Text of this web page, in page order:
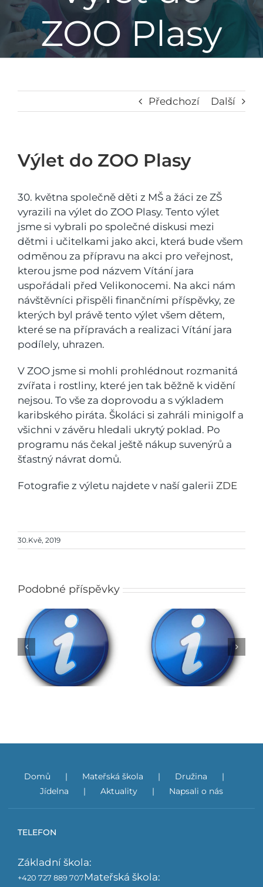
Základní škola
Mateřská škola
Napsali o nás
Kontakt
ZOO Plasy
Předchozí Další
Výlet do ZOO Plasy
30. května společně děti z MŠ a žáci ze ZŠ
vyrazili na výlet do ZOO Plasy. Tento výlet
jsme si vybrali po společné diskusi mezi
dětmi i učitelkami jako akci, která bude všem
odměnou za přípravu na akci pro veřejnost,
kterou jsme pod názvem Vítání jara
uspořádali před Velikonocemi. Na akci nám
návštěvníci přispěli finančními příspěvky, ze
kterých byl právě tento výlet všem dětem,
které se na přípravách a realizaci Vítání jara
podílely, uhrazen.
V ZOO jsme si mohli prohlédnout rozmanitá
zvířata i rostliny, které jen tak běžně k vidění
nejsou. To vše za doprovodu a s výkladem
karibského piráta. Školáci si zahráli minigolf a
všichni v závěru hledali ukrytý poklad. Po
programu nás čekal ještě nákup suvenýrů a
šťastný návrat domů.
Fotografie z výletu najdete v naší galerii ZDE
30.Kvě, 2019
Podobné příspěvky
Rozhodnutí o přijetí
do ZŠ na školní rok
2026/2027
Obědy do škol
Domů Mateřská škola
Družina
Jídelna
Aktuality Napsali o nás
TELEFON
Základní škola:
+420 727 889 707Mateřská škola: